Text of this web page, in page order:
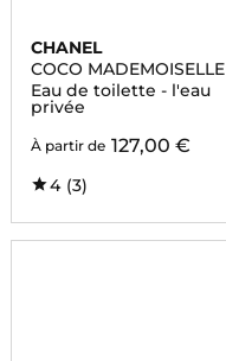
CHANEL
COCO MADEMOISELLE
Eau de toilette - l'eau
privée
À partir de 127,00 €
4 (3)